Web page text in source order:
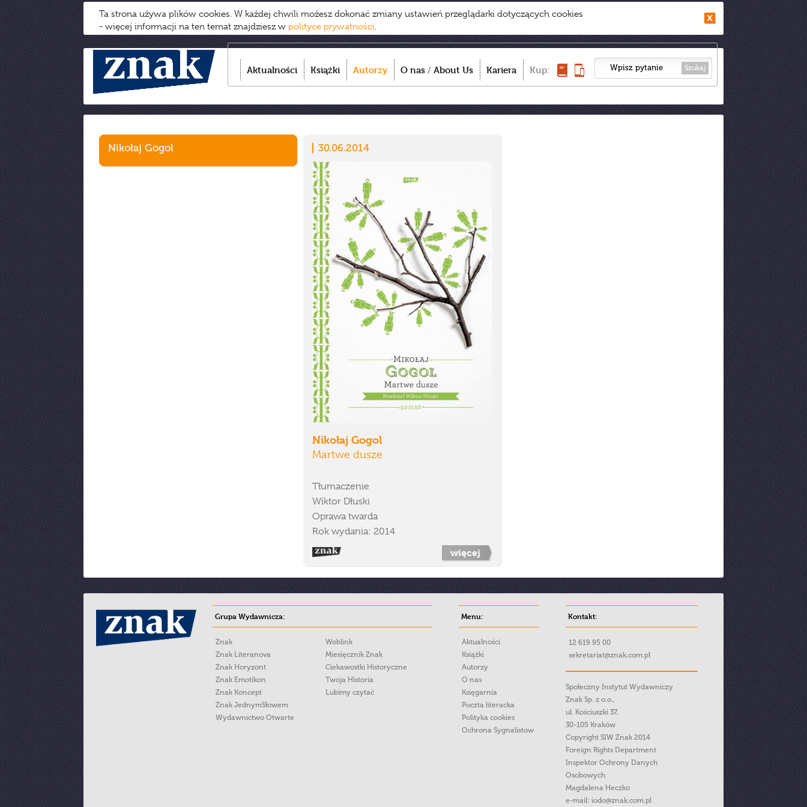
Ta strona używa plików cookies. W każdej chwili możesz dokonać zmiany ustawień przeglądarki dotyczących cookies
- więcej informacji na ten temat znajdziesz w polityce prywatności.
Aktualności Książki Autorzy O nas / About Us Kariera Kup: Szukaj
Nikołaj Gogol 30.06.2014
Nikołaj Gogol
Martwe dusze
Tłumaczenie
Wiktor Dłuski
Oprawa twarda
Rok wydania: 2014
więcej
Grupa Wydawnicza:
Znak
Znak Literanova
Znak Horyzont
Znak Emotikon
Znak Koncept
Znak JednymSłowem
Wydawnictwo Otwarte
Woblink
Miesięcznik Znak
Ciekawostki Historyczne
Twoja Historia
Lubimy czytać
Menu:
Aktualności
Książki
Autorzy
O nas
Księgarnia
Poczta literacka
Polityka cookies
Ochrona Sygnalistow
Kontakt:
12 619 95 00
sekretariat@znak.com.pl
Społeczny Instytut Wydawniczy
Znak Sp. z o.o.,
ul. Kościuszki 37,
30-105 Kraków
Copyright SIW Znak 2014
Foreign Rights Department
Inspektor Ochrony Danych
Osobowych
Magdalena Heczko
e-mail: iodo@znak.com.pl